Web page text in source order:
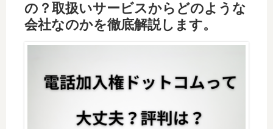
の？取扱いサービスからどのような
会社なのかを徹底解説します。